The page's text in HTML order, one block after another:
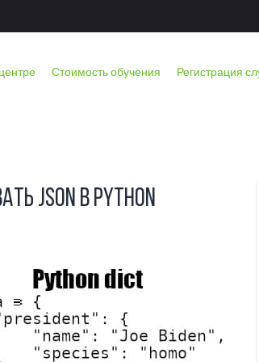
Стоимость обучения Регистрация
JSON в Python